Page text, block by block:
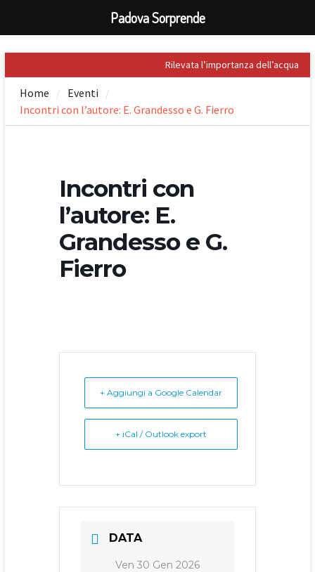
to
content
Rilevata l’importanza dell’acqua
nel Palladio
Caffè
Sandro Penna, poeta dell’eros
Il tesoro nascosto di Padova: il
First Folio di Shakespeare
Home
Eventi
Incontri con l’autore: E. Grandesso e G. Fierro
Incontri con
l’autore: E.
Grandesso e G.
Fierro
+ Aggiungi a Google Calendar
+ iCal / Outlook export
DATA
Ven 30 Gen 2026
Padova Sorprende